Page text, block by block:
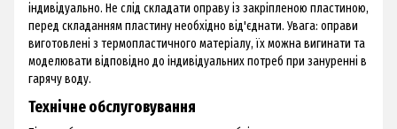
індивідуально. Не слід складати оправу із закріпленою пластиною,
перед складанням пластину необхідно від'єднати. Увага: оправи
виготовлені з термопластичного матеріалу, їх можна вигинати та
моделювати відповідно до індивідуальних потреб при зануренні в
гарячу воду.
Технічне обслуговування